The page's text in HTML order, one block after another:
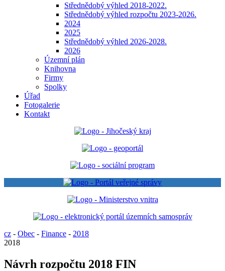
Střednědobý výhled 2018-2022.
Střednědobý výhled rozpočtu 2023-2026.
2024
2025
Střednědobý výhled 2026-2028.
2026
Územní plán
Knihovna
Firmy
Spolky
Úřad
Fotogalerie
Kontakt
cz - Obec - Finance - 2018
2018
Návrh rozpočtu 2018 FIN